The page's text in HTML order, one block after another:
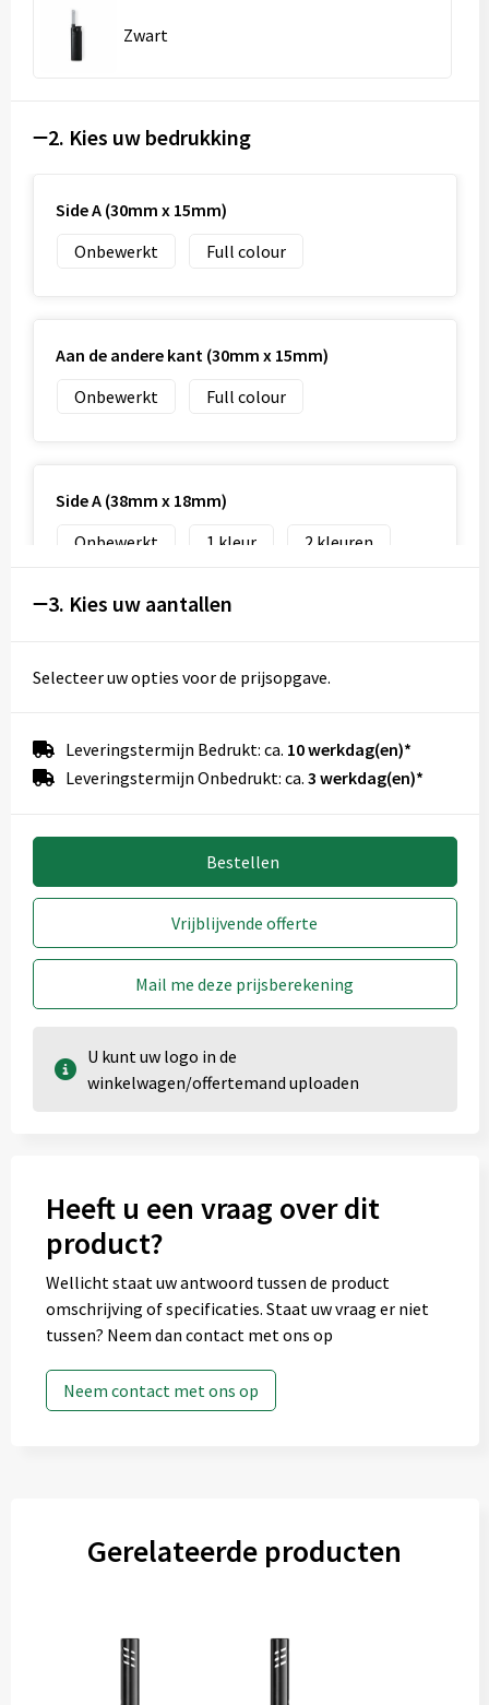
Zwart
2. Kies uw bedrukking
Side A (30mm x 15mm)
Onbewerkt
Full colour
Aan de andere kant (30mm x 15mm)
Onbewerkt
Full colour
Side A (38mm x 18mm)
Onbewerkt
1
2
Aan de andere kant (38mm x 18mm)
Full colour
3. Kies uw aantallen
Selecteer uw opties voor de prijsopgave.
Leveringstermijn Bedrukt: ca. 10 werkdag(en)*
Leveringstermijn Onbedrukt: ca. 3 werkdag(en)*
Bestellen
Vrijblijvende offerte
Mail me deze prijsberekening
U kunt uw logo in de
winkelwagen/offertemand uploaden
Heeft u een vraag over dit
product?
Wellicht staat uw antwoord tussen de product
omschrijving of specificaties. Staat uw vraag er niet
tussen? Neem dan contact met ons op
Neem contact met ons op
Gerelateerde producten